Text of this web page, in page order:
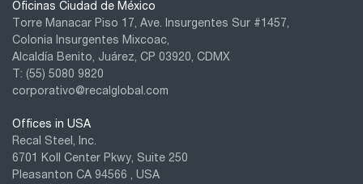
Oficinas Ciudad de México
Torre Manacar Piso 17, Ave. Insurgentes Sur #1457,
Colonia Insurgentes Mixcoac,
Alcaldía Benito, Juárez, CP 03920, CDMX
T: (55) 5080 9820
corporativo@recalglobal.com
Offices in USA
Recal Steel, Inc.
6701 Koll Center Pkwy, Suite 250
Pleasanton CA 94566 , USA